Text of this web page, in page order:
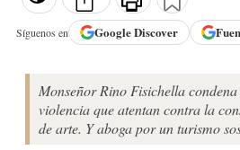
Síguenos en GoogleDiscover
Monseñor Rino Fisichella
violencia que atentan contra la
de arte. Y aboga por un turismo